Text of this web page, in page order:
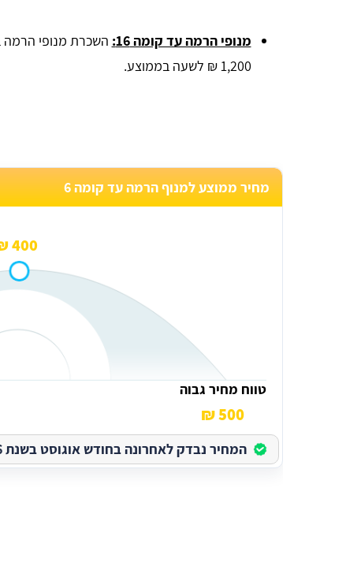
מנופי הרמה עד קומה 16:
1,200 ₪ לשעה בממוצע.
מחיר ממוצע למנוף הרמה עד קומה 6
400 ₪
טווח מחיר גבוה
500 ₪
המחיר נבדק לאחרונה בחודש אוגוסט בשנת 2026.